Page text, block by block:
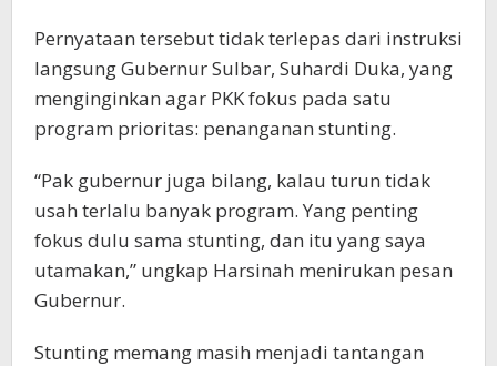
Pernyataan tersebut tidak terlepas dari instruksi
langsung Gubernur Sulbar, Suhardi Duka, yang
menginginkan agar PKK fokus pada satu
program prioritas: penanganan stunting.
“Pak gubernur juga bilang, kalau turun tidak
usah terlalu banyak program. Yang penting
fokus dulu sama stunting, dan itu yang saya
utamakan,” ungkap Harsinah menirukan pesan
Gubernur.
Stunting memang masih menjadi tantangan